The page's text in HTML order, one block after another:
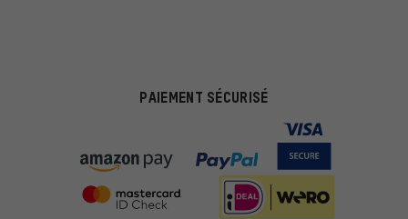
PAIEMENT SÉCURISÉ